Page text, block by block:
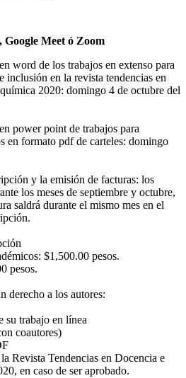
Meet ó Zoom
word de los trabajos en extenso para
inclusión en la revista tendencias en
2020: domingo 4 de octubre del
power point de trabajos para
en formato pdf de carteles: domingo
y la emisión de facturas: los
los meses de septiembre y octubre,
saldrá durante el mismo mes en el
$1,500.00 pesos.
pesos.
derecho a los autores:
su trabajo en línea
coautores)
Revista Tendencias en Docencia e
en caso de ser aprobado.